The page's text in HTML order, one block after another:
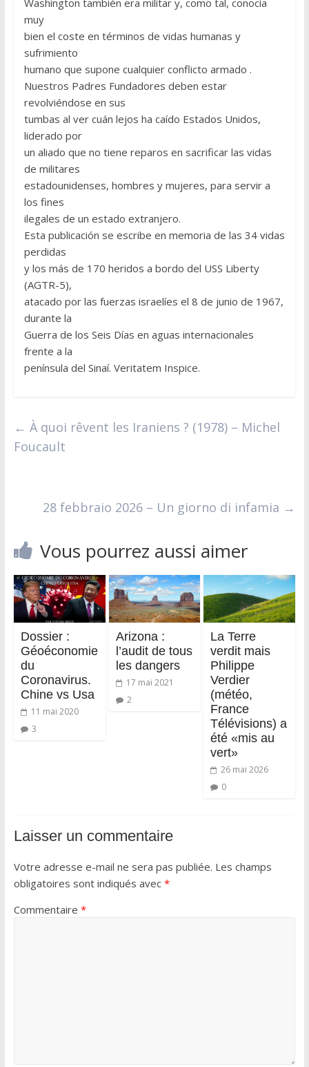
muy
bien el coste en términos de vidas humanas y
sufrimiento
humano que supone cualquier conflicto armado .
Nuestros Padres Fundadores deben estar
revolviéndose en sus
tumbas al ver cuán lejos ha caído Estados Unidos,
liderado por
un aliado que no tiene reparos en sacrificar las vidas
de militares
estadounidenses, hombres y mujeres, para servir a
los fines
ilegales de un estado extranjero.
Esta publicación se escribe en memoria de las 34 vidas
perdidas
y los más de 170 heridos a bordo del USS Liberty
(AGTR-5),
atacado por las fuerzas israelíes el 8 de junio de 1967,
durante la
Guerra de los Seis Días en aguas internacionales
frente a la
península del Sinaí. Veritatem Inspice.
← À quoi rêvent les Iraniens ? (1978) – Michel
Foucault
28 febbraio 2026 – Un giorno di infamia →
Vous pourrez aussi aimer
Dossier :
Géoéconomie
du
Coronavirus.
Chine vs Usa
11 mai 2020
3
Arizona :
l’audit de tous
les dangers
17 mai 2021
2
La Terre
verdit mais
Philippe
Verdier
(météo,
France
Télévisions) a
été «mis au
vert»
26 mai 2026
0
Laisser un commentaire
Votre adresse e-mail ne sera pas publiée. Les champs
obligatoires sont indiqués avec *
Commentaire *